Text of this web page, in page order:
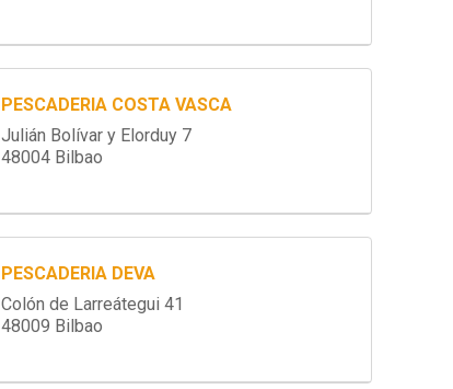
PESCADERIA COSTA VASCA
Julián Bolívar y Elorduy 7
48004 Bilbao
PESCADERIA DEVA
Colón de Larreátegui 41
48009 Bilbao